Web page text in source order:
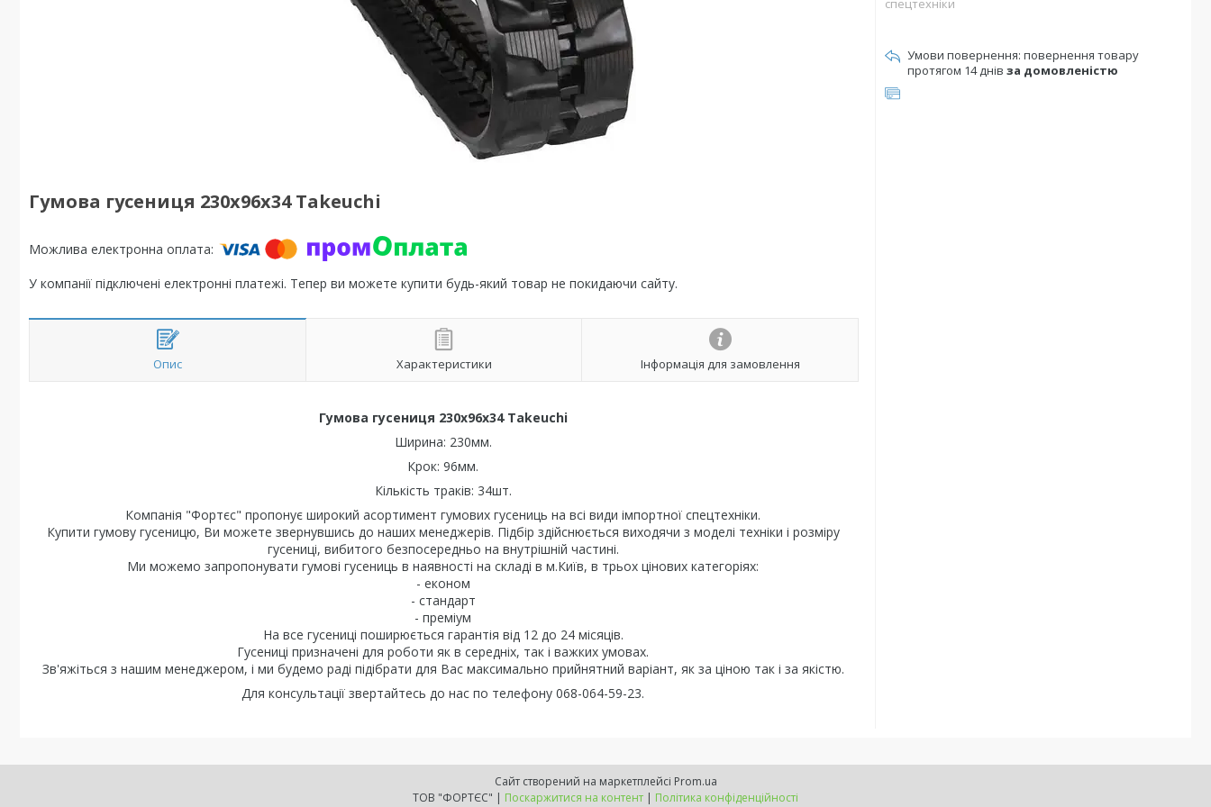
Гумова гусениця 230х96х34 Takeuchi
У компанії підключені електронні платежі. Тепер ви можете купити будь-який товар не покидаючи сайту.
Опис Характеристики Інформація для замовлення
Гумова гусениця 230х96х34 Takeuchi
Ширина: 230мм.
Крок: 96мм.
Кількість траків: 34шт.
Компанія "Фортєс" пропонує широкий асортимент гумових гусениць на всі види імпортної спецтехніки.
Купити гумову гусеницю, Ви можете звернувшись до наших менеджерів. Підбір здійснюється виходячи з моделі техніки і розміру
гусениці, вибитого безпосередньо на внутрішній частині.
Ми можемо запропонувати гумові гусениць в наявності на складі в м.Київ, в трьох цінових категоріях:
- економ
- стандарт
- преміум
На все гусениці поширюється гарантія від 12 до 24 місяців.
Гусениці призначені для роботи як в середніх, так і важких умовах.
Зв'яжіться з нашим менеджером, і ми будемо раді підібрати для Вас максимально прийнятний варіант, як за ціною так і за якістю.
Для консультації звертайтесь до нас по телефону 068-064-59-23.
спецтехніки
повернення товару
протягом 14 днів за домовленістю
Сайт створений на маркетплейсі Prom.ua
ТОВ "ФОРТЄС" | Поскаржитися на контент | Політика конфіденційності